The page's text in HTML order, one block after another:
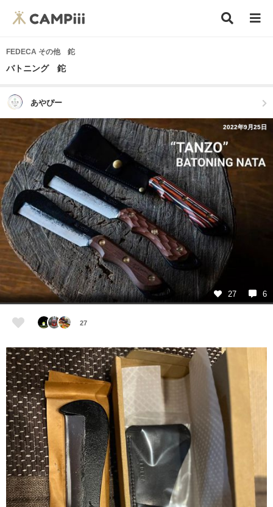
FEDECA その他 鉈
バトニング 鉈
あやぴー
2022年9月25日
27 6
27